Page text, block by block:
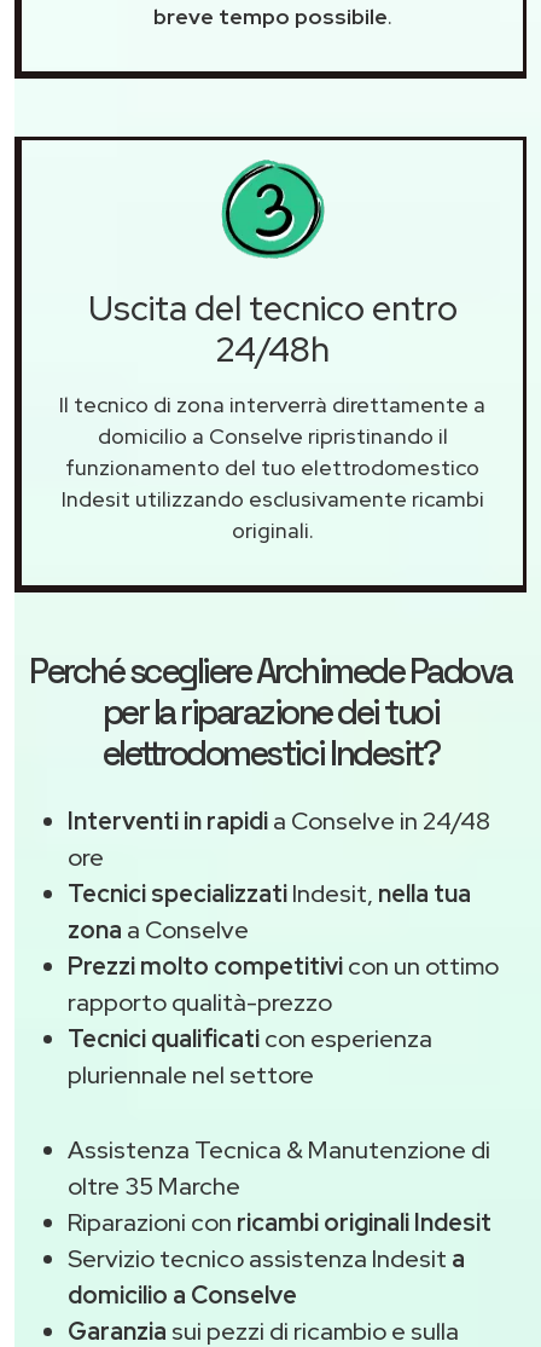
breve tempo possibile.
Uscita del tecnico entro
24/48h
Il tecnico di zona interverrà direttamente a
domicilio a Conselve ripristinando il
funzionamento del tuo elettrodomestico
Indesit utilizzando esclusivamente ricambi
originali.
Perché scegliereArchimede Padova
per la riparazione dei tuoi
elettrodomestici Indesit?
Interventi in rapidia Conselve in 24/48
ore
Tecnici specializzatiIndesit, nella tua
zona a Conselve
Prezzi molto competitivicon un ottimo
rapporto qualità-prezzo
Tecnici qualificaticon esperienza
pluriennale nel settore
Assistenza Tecnica & Manutenzione di
oltre 35 Marche
Riparazioni con ricambi originali Indesit
Servizio tecnico assistenza Indesit a
domicilio a Conselve
Garanzia sui pezzi di ricambio e sulla